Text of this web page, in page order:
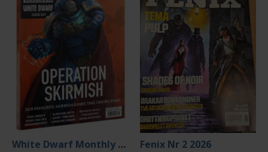
White Dwarf Monthly Nr 521 Februari 2026 Fenix Nr 2 2026